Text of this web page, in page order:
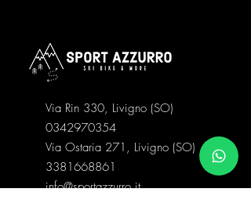
Via Rin 330, Livigno (SO)
0342970354
Via Ostaria 271, Livigno (SO)
3381668861
info@sportazzurro.it